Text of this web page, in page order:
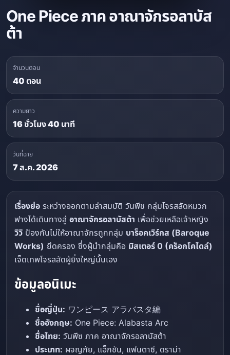
One Piece ภาค อาณาจักรอลาบัส
ต้า
จำนวนตอน
40 ตอน
ความยาว
16 ชั่วโมง 40 นาที
วันที่ฉาย
7 ส.ค. 2026
เรื่องย่อ ระหว่างออกตามล่าสมบัติ วันพีช กลุ่มโจรสลัดหมวก
ฟางได้เดินทางสู่ อาณาจักรอลาบัสต้า เพื่อช่วยเหลือเจ้าหญิง
วิวิ ป้องกันไม่ให้อาณาจักรถูกกลุ่ม บาร็อคเวิร์กส (Baroque
Works) ยึดครอง ซึ่งผู้นำกลุ่มคือ มิสเตอร์ 0 (คร็อกโคไดล์)
เจ็ดเทพโจรสลัดผู้ยิ่งใหญ่นั้นเอง
ข้อมูลอนิเมะ
ชื่อญี่ปุ่น: ワンピース アラバスタ編
ชื่ออังกฤษ: One Piece: Alabasta Arc
ชื่อไทย: วันพีซ ภาค อาณาจักรอลาบัสต้า
ประเภท: ผจญภัย, แอ็กชัน, แฟนตาซี, ดราม่า